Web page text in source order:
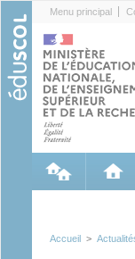
Menu principal
Accueil >